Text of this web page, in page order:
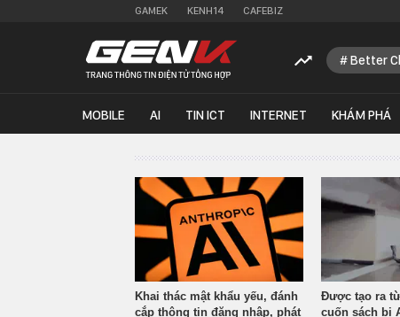
GAMEK KENH14 CAFEBIZ
Better
MOBILE AI TIN ICT INTERNET KHÁM PHÁ
Khai thác mật khẩu yếu, đánh
cắp thông tin đăng nhập, phát
Được tạo ra
cuốn sách bị